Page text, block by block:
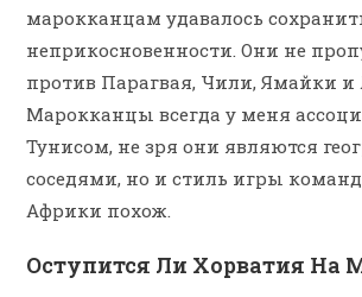
марокканцам удавалось
неприкосновенности. Они не
против Парагвая, Чили, Ямайки и
Марокканцы всегда у меня
Тунисом, не зря они являются
соседями, но и стиль игры команд
Африки похож.
Оступится Ли Хорватия На